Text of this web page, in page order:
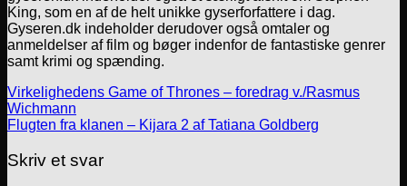
King, som en af de helt unikke gyserforfattere i dag.
Gyseren.dk indeholder derudover også omtaler og
anmeldelser af film og bøger indenfor de fantastiske genrer
samt krimi og spænding.
Virkelighedens Game of Thrones – foredrag v./Rasmus
Wichmann
Flugten fra klanen – Kijara 2 af Tatiana Goldberg
Skriv et svar